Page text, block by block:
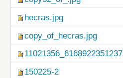
hecras.jpg
copy_of_hecras.jpg
150225-2